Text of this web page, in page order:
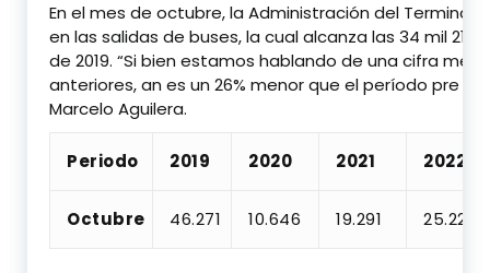
En el mes de octubre, la Administración del Terminal
en las salidas de buses, la cual alcanza las 34 mil 214
de 2019. “Si bien estamos hablando de una cifra
anteriores, an es un 26% menor que el período pre
Marcelo Aguilera.
Periodo 2019 2020 2021 2022
Octubre 46.271 10.646 19.291 25.225